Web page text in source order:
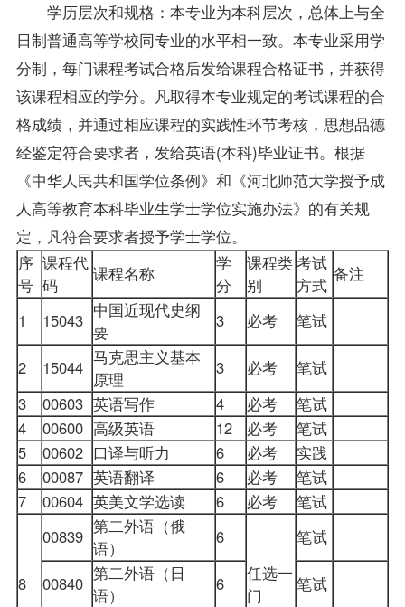
学历层次和规格：本专业为本科层次，总体上与全
日制普通高等学校同专业的水平相一致。本专业采用学
分制，每门课程考试合格后发给课程合格证书，并获得
该课程相应的学分。凡取得本专业规定的考试课程的合
格成绩，并通过相应课程的实践性环节考核，思想品德
经鉴定符合要求者，发给英语(本科)毕业证书。根据
《中华人民共和国学位条例》和《河北师范大学授予成
人高等教育本科毕业生学士学位实施办法》的有关规
定，凡符合要求者授予学士学位。
序
号
课程代
码
课程名称
学
分
课程类
别
考试
方式
备注
1 15043 中国近现代史纲
要
3 必考 笔试
2 15044 马克思主义基本
原理
3 必考
笔试
3
00603 英语写作 4 必考
笔试
4
00600 高级英语 12 必考
笔试
5
00602 口译与听力 6 必考
实践
6
00087 英语翻译 6 必考
笔试
7
00604 英美文学选读 6 必考 笔试
8
00839 第二外语（俄
语）
6
任选一
门
笔试
00840 第二外语（日
语）
6 笔试